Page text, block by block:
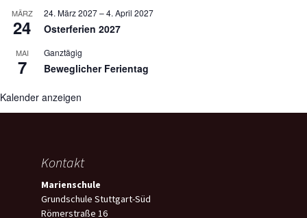
MÄRZ
24
24. März 2027–4. April 2027
Osterferien 2027
MAI
7
Ganztägig
Beweglicher Ferientag
Kalender anzeigen
Kontakt
Marienschule
Grundschule Stuttgart-Süd
Römerstraße 16